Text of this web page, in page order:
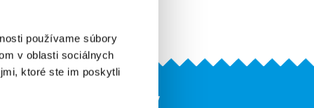
používame súbory
v oblasti sociálnych
ktoré ste im poskytli
Naše ďalšie projekty